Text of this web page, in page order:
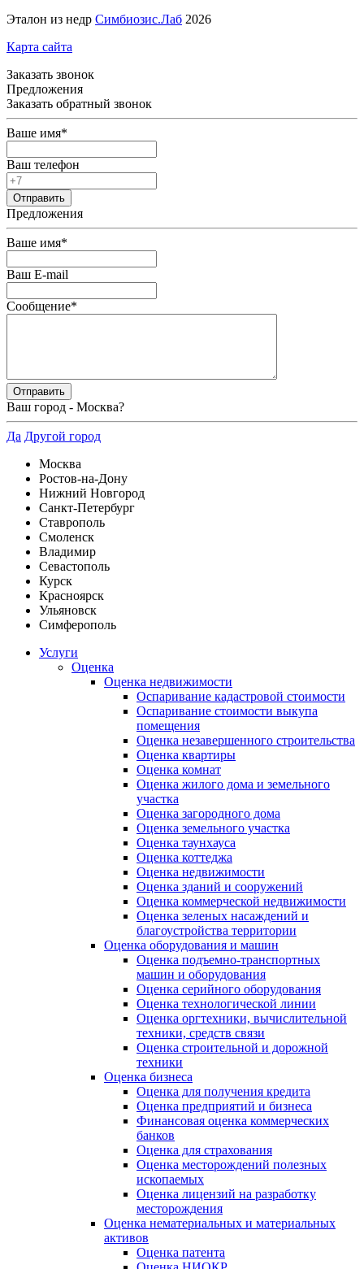
Эталон из недр Симбиозис.Лаб 2026
Карта сайта
Заказать звонок
Предложения
Заказать обратный звонок
Ваше имя*
Ваш телефон
Предложения
Ваше имя*
Ваш E-mail
Сообщение*
Ваш город - Москва?
Да Другой город
Москва
Ростов-на-Дону
Нижний Новгород
Санкт-Петербург
Ставрополь
Смоленск
Владимир
Севастополь
Курск
Красноярск
Ульяновск
Симферополь
Услуги
Оценка
Оценка недвижимости
Оспаривание кадастровой стоимости
Оспаривание стоимости выкупа
помещения
Оценка незавершенного строительства
Оценка квартиры
Оценка комнат
Оценка жилого дома и земельного
участка
Оценка загородного дома
Оценка земельного участка
Оценка таунхауса
Оценка коттеджа
Оценка недвижимости
Оценка зданий и сооружений
Оценка коммерческой недвижимости
Оценка зеленых насаждений и
благоустройства территории
Оценка оборудования и машин
Оценка подъемно-транспортных
машин и оборудования
Оценка серийного оборудования
Оценка технологической линии
Оценка оргтехники, вычислительной
техники, средств связи
Оценка строительной и дорожной
техники
Оценка бизнеса
Оценка для получения кредита
Оценка предприятий и бизнеса
Финансовая оценка коммерческих
банков
Оценка для страхования
Оценка месторождений полезных
ископаемых
Оценка лицензий на разработку
месторождения
Оценка нематериальных и материальных
активов
Оценка патента